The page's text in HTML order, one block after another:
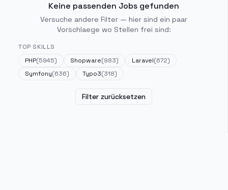
Keine passenden Jobs gefunden
Versuche andere Filter — hier sind ein paar
Vorschlaege wo Stellen frei sind:
TOP SKILLS
PHP(5945) Shopware(983) Laravel(672)
Symfony(636) Typo3(318)
Filter zurücksetzen